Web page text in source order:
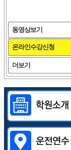
더보기
온라인수강신청
동영상보기